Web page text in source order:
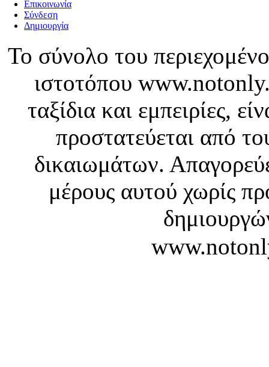
Επικοινωνία
Σύνδεση
Δημιουργία
Το σύνολο του
ιστοτόπου
ταξίδια και εμπειρίες,
προστατεύεται από
δικαιωμάτων.
μέρους αυτού χωρίς